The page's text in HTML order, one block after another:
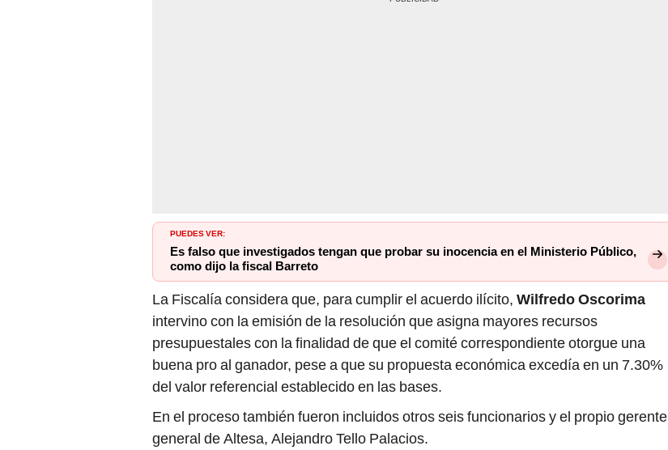
PUEDES VER:
Es falso que investigados tengan que probar su inocencia en el Ministerio Público,
como dijo la fiscal Barreto
La Fiscalía considera que, para cumplir el acuerdo ilícito, Wilfredo Oscorima
intervino con la emisión de la resolución que asigna mayores recursos
presupuestales con la finalidad de que el comité correspondiente otorgue una
buena pro al ganador, pese a que su propuesta económica excedía en un 7.30%
del valor referencial establecido en las bases.
En el proceso también fueron incluidos otros seis funcionarios y el propio gerente
general de Altesa, Alejandro Tello Palacios.